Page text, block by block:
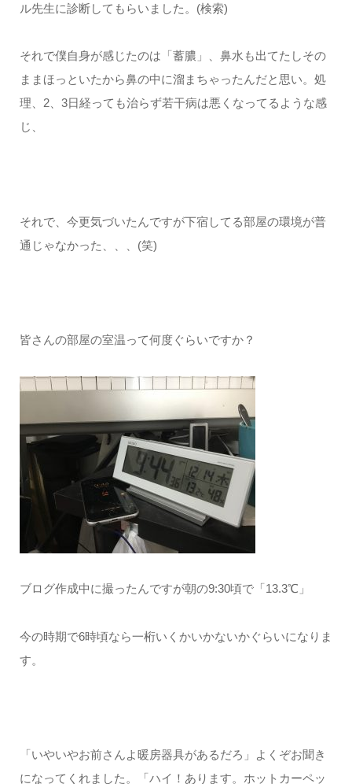
ル先生に診断してもらいました。(検索)
それで僕自身が感じたのは「蓄膿」、鼻水も出てたしその
ままほっといたから鼻の中に溜まちゃったんだと思い。処
理、2、3日経っても治らず若干病は悪くなってるような感
じ、
それで、今更気づいたんですが下宿してる部屋の環境が普
通じゃなかった、、、(笑)
皆さんの部屋の室温って何度ぐらいですか？
ブログ作成中に撮ったんですが朝の9:30頃で「13.3℃」
今の時期で6時頃なら一桁いくかいかないかぐらいになりま
す。
「いやいやお前さんよ暖房器具があるだろ」よくぞお聞き
になってくれました。「ハイ！あります。ホットカーペッ